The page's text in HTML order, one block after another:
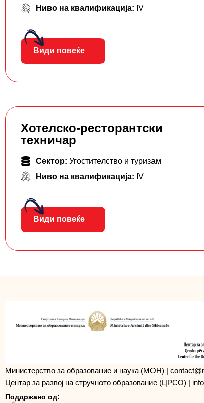
Ниво на квалификација: IV
Види повеќе
Хотелско-ресторантски
техничар
Сектор: Угостителство и туризам
Ниво на квалификација: IV
Види повеќе
Министерство за образование и наука (МОН) |
Центар за развој на стручното образование (ЦРСО) |
Поддржано од: